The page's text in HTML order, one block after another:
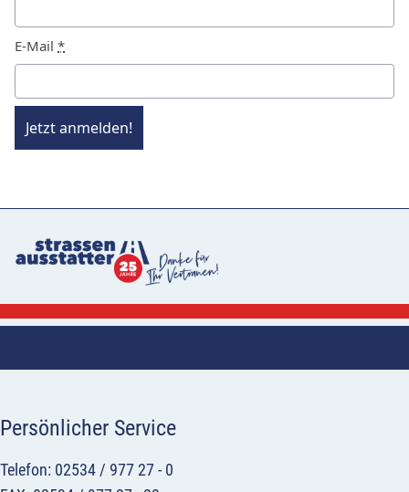
E-Mail *
Jetzt anmelden!
Persönlicher Service
Telefon: 02534 / 977 27 - 0